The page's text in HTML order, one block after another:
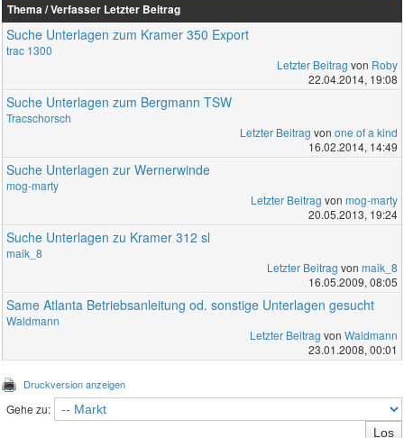
Thema / Verfasser Letzter Beitrag
Suche Unterlagen zum Kramer 350 Export
trac 1300
Letzter Beitrag von Roby
22.04.2014, 19:08
Suche Unterlagen zum Bergmann TSW
Tracschorsch
Letzter Beitrag von one of a kind
16.02.2014, 14:49
Suche Unterlagen zur Wernerwinde
mog-marty
Letzter Beitrag von mog-marty
20.05.2013, 19:24
Suche Unterlagen zu Kramer 312 sl
maik_8
Letzter Beitrag von maik_8
16.05.2009, 08:05
Same Atlanta Betriebsanleitung od. sonstige Unterlagen gesucht
Waldmann
Letzter Beitrag von Waldmann
23.01.2008, 00:01
Druckversion anzeigen
Gehe zu: